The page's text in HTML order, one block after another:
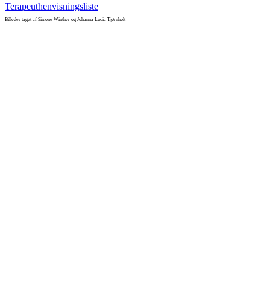
Terapeuthenvisningsliste
Billeder taget af Simone Winther og Johanna Lucia Tjørnholt